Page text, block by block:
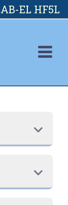
EL HF5L

